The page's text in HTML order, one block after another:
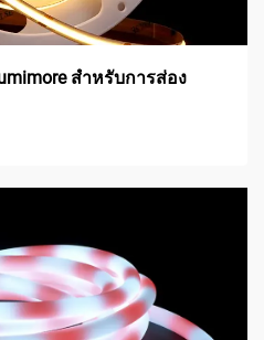
สำหรับการส่อง